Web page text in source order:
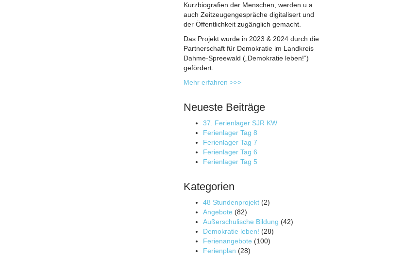
Kurzbiografien der Menschen, werden u.a.
auch Zeitzeugengespräche digitalisert und
der Öffentlichkeit zugänglich gemacht.
Das Projekt wurde in 2023 & 2024 durch die
Partnerschaft für Demokratie im Landkreis
Dahme-Spreewald („Demokratie leben!“)
gefördert.
Mehr erfahren >>>
Neueste Beiträge
37. Ferienlager SJR KW
Ferienlager Tag 8
Ferienlager Tag 7
Ferienlager Tag 6
Ferienlager Tag 5
Kategorien
48 Stundenprojekt (2)
Angebote (82)
Außerschulische Bildung (42)
Demokratie leben! (28)
Ferienangebote (100)
Ferienplan (28)